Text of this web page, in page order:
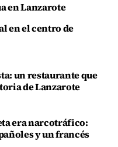
en Lanzarote
en el centro de
un restaurante que
de Lanzarote
era narcotráfico:
y un francés